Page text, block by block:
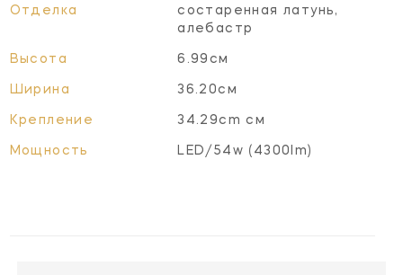
Отделка
состаренная латунь,
алебастр
Высота 6.99см
Ширина 36.20см
Крепление 34.29cm см
Мощность LED/54w (4300lm)